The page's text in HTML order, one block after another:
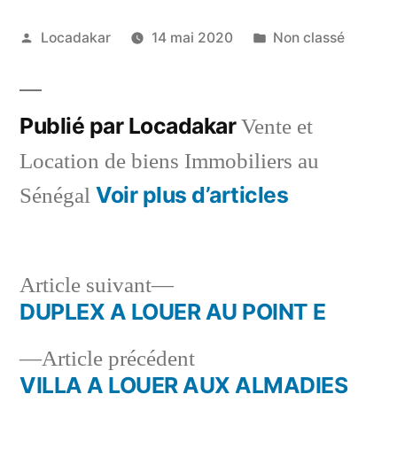
Publié
Locadakar 14 mai 2020
Publié
Non classé
Publié par LocadakarVente et
Location de biens Immobiliers au
Sénégal Voir plus d’articles
Navigation
deArticle précédentArticle
précédent :
VILLA A LOUER AUX ALMADIES
Article suivant
Article
suivant :
DUPLEX A LOUER AU POINT E